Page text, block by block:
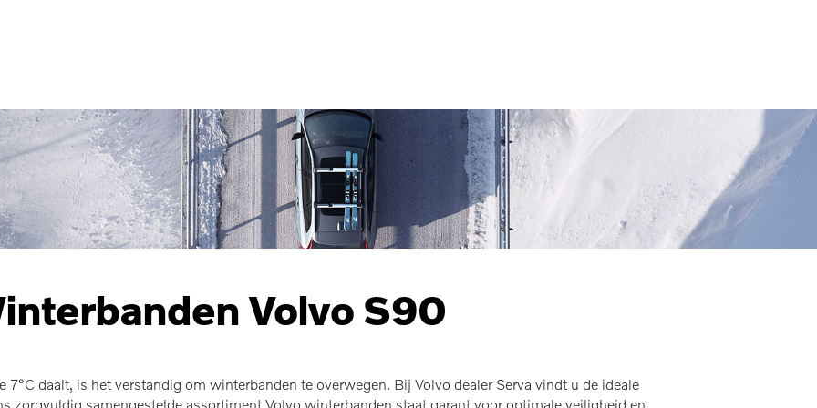
Volvo S90
7°C daalt, is het verstandig om winterbanden te overwegen. Bij Volvo dealer Serva vindt u de ideale
zorgvuldig samengestelde assortiment Volvo winterbanden staat garant voor optimale veiligheid en